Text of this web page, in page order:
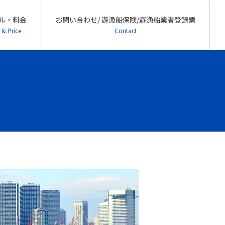
・料金
& Price
お問い合わせ/ 遊漁船保険/遊漁船業者登録票
Contact